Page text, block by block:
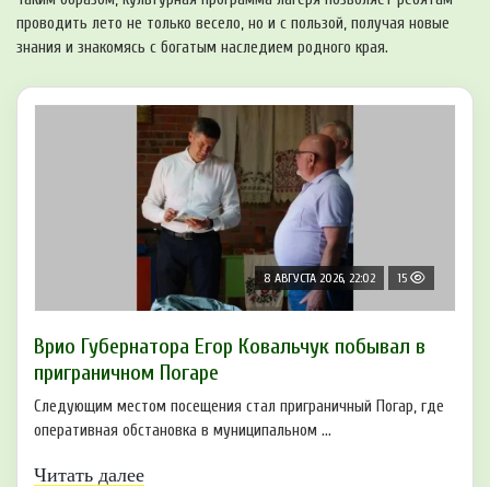
проводить лето не только весело, но и с пользой, получая новые
знания и знакомясь с богатым наследием родного края.
8 АВГУСТА 2026, 22:02 15
Врио Губернатора Егор Ковальчук побывал в
приграничном Погаре
Следующим местом посещения стал приграничный Погар, где
оперативная обстановка в муниципальном ...
Читать далее